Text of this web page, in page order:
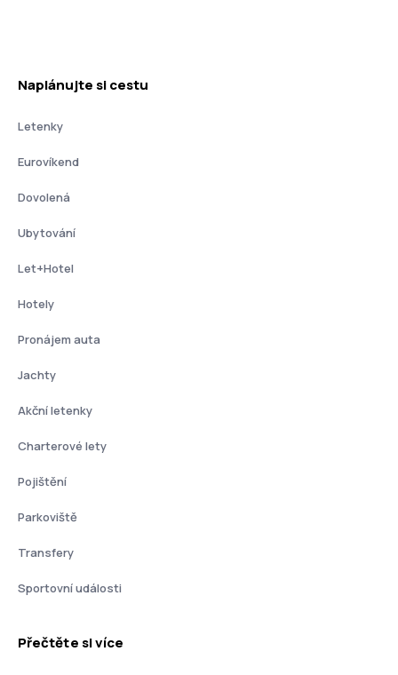
Naplánujte si cestu
Letenky
Eurovíkend
Dovolená
Ubytování
Let+Hotel
Hotely
Pronájem auta
Jachty
Akční letenky
Charterové lety
Pojištění
Parkoviště
Transfery
Sportovní události
Přečtěte si více